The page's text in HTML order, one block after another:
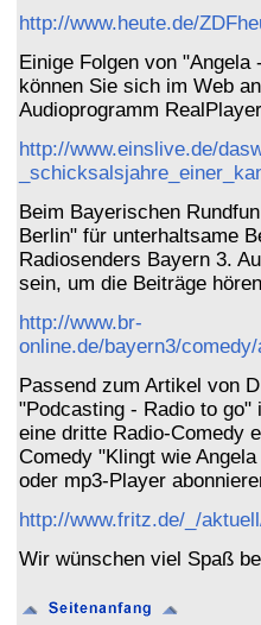
http://www.heute.de/
Einige Folgen von
können Sie sich im Web
Audioprogramm
http://www.einslive.de/
Beim Bayerischen
Berlin" für unterhaltsame
Radiosenders Bayern 3.
sein, um die Beiträge
http://www.br-
online.de/bayern3/
Passend zum Artikel von
"Podcasting - Radio to go"
eine dritte Radio-Comedy
Comedy "Klingt wie
oder mp3-Player
http://www.fritz.de/_/
Wir wünschen viel Spaß